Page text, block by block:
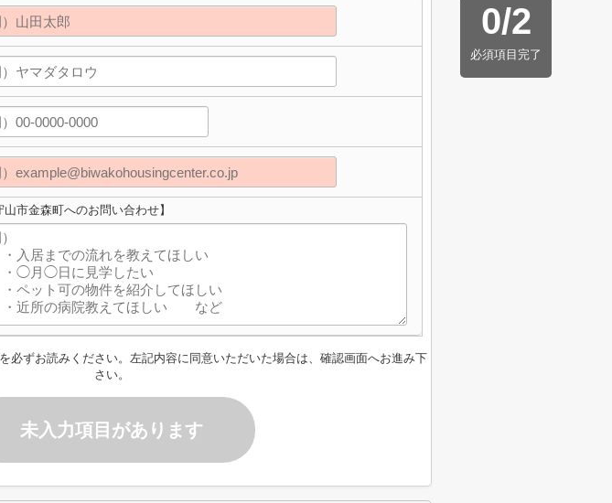
0/2
必須項目完了
山市金森町へのお問い合わせ】
を必ずお読みください。左記内容に同意いただいた場合は、確認画面へお進み下
さい。
未入力項目があります